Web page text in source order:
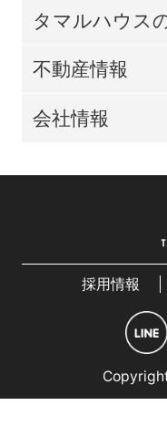
タマルハウス
不動産情報
会社情報
採用情報